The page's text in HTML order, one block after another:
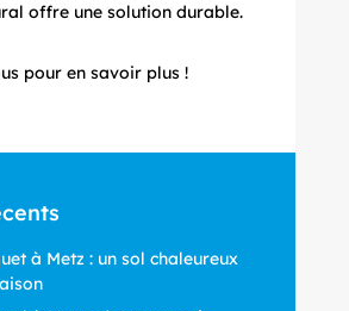
offre une solution durable.
pour en savoir plus !
à Metz : un sol chaleureux